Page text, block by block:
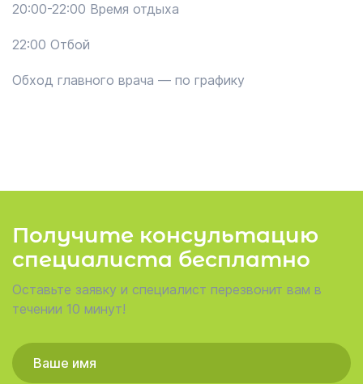
20:00-22:00 Время отдыха
22:00 Отбой
Обход главного врача — по графику
Получите консультацию
специалиста бесплатно
Оставьте заявку и специалист перезвонит вам в
течении 10 минут!